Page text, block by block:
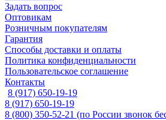
Задать вопрос
Оптовикам
Розничным покупателям
Гарантия
Способы доставки и оплаты
Политика конфиденциальности
Пользовательское соглашение
Контакты
8 (917) 650-19-19
8 (917) 650-19-19
8 (800) 350-52-21 (по России звонок